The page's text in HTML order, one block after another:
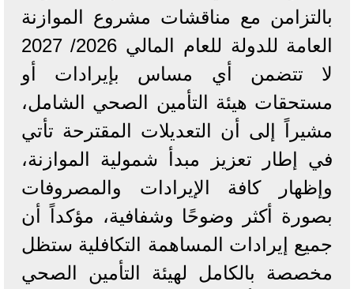
بالتزامن مع مناقشات مشروع الموازنة
العامة للدولة للعام المالي 2026/ 2027
لا تتضمن أي مساس بإيرادات أو
مستحقات هيئة التأمين الصحي الشامل،
مشيراً إلى أن التعديلات المقترحة تأتي
في إطار تعزيز مبدأ شمولية الموازنة،
وإظهار كافة الإيرادات والمصروفات
بصورة أكثر وضوحًا وشفافية، مؤكداً أن
جميع إيرادات المساهمة التكافلية ستظل
مخصصة بالكامل لهيئة التأمين الصحي